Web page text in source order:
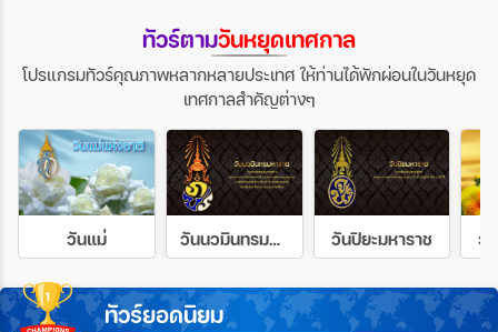
ทัวร์ตามวันหยุดเทศกาล
โปรแกรมทัวร์คุณภาพหลากหลายประเทศ ให้ท่านได้พักผ่อนในวันหยุด
เทศกาลสำคัญต่างๆ
วันแม่ วันนวมินทรมหาราช วันปิยะมหาราช วั
ทัวร์ยอดนิยม